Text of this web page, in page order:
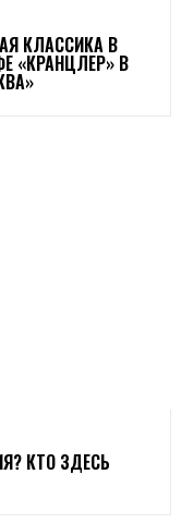
КЛАССИКА В
«КРАНЦЛЕР» В
КТО ЗДЕСЬ